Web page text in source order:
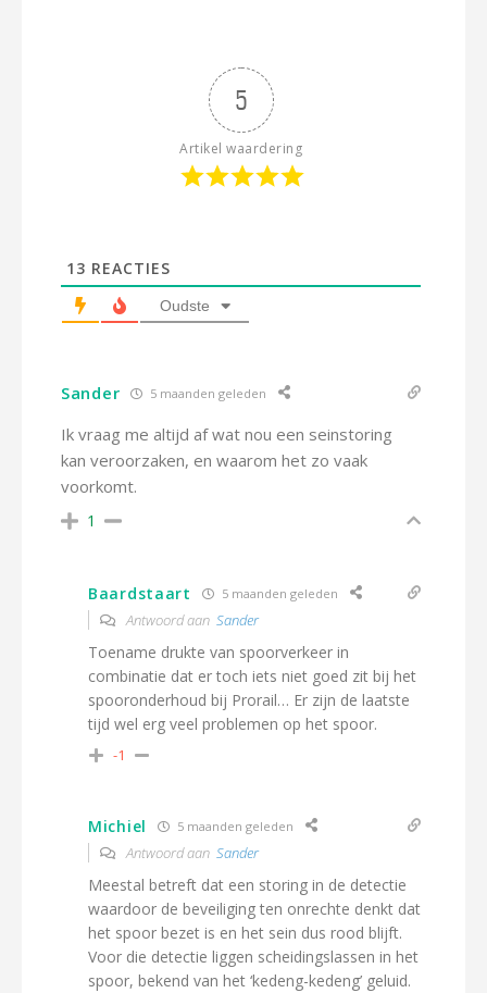
5
Artikel waardering
13 REACTIES
Oudste
Sander 5 maanden geleden
Ik vraag me altijd af wat nou een seinstoring
kan veroorzaken, en waarom het zo vaak
voorkomt.
1
Baardstaart 5 maanden geleden
Antwoord aan Sander
Toename drukte van spoorverkeer in
combinatie dat er toch iets niet goed zit bij het
spooronderhoud bij Prorail… Er zijn de laatste
tijd wel erg veel problemen op het spoor.
-1
Michiel 5 maanden geleden
Antwoord aan Sander
Meestal betreft dat een storing in de detectie
waardoor de beveiliging ten onrechte denkt dat
het spoor bezet is en het sein dus rood blijft.
Voor die detectie liggen scheidingslassen in het
spoor, bekend van het ‘kedeng-kedeng’ geluid.